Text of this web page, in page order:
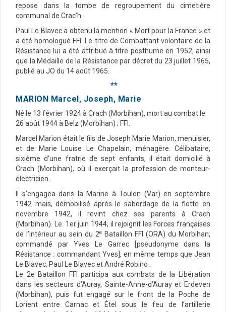
repose dans la tombe de regroupement du cimetière
communal de Crac’h.
Paul Le Blavec a obtenu la mention « Mort pour la France » et
a été homologué FFI. Le titre de Combattant volontaire de la
Résistance lui a été attribué à titre posthume en 1952, ainsi
que la Médaille de la Résistance par décret du 23 juillet 1965,
publié au JO du 14 août 1965.
**
MARION Marcel, Joseph, Marie
Né le 13 février 1924 à Crach (Morbihan), mort au combat le
26 août 1944 à Belz (Morbihan) ; FFI.
Marcel Marion était le fils de Joseph Marie Marion, menuisier,
et de Marie Louise Le Chapelain, ménagère. Célibataire,
sixième d’une fratrie de sept enfants, il était domicilié à
Crach (Morbihan), où il exerçait la profession de monteur-
électricien.
Il s’engagea dans la Marine à Toulon (Var) en septembre
1942 mais, démobilisé après le sabordage de la flotte en
novembre 1942, il revint chez ses parents à Crach
(Morbihan). Le 1er juin 1944, il rejoignit les Forces françaises
de l’intérieur au sein du 2e Bataillon FFI (ORA) du Morbihan,
commandé par Yves Le Garrec [pseudonyme dans la
Résistance : commandant Yves], en même temps que Jean
Le Blavec, Paul Le Blavec et André Robino .
Le 2e Bataillon FFI participa aux combats de la Libération
dans les secteurs d’Auray, Sainte-Anne-d’Auray et Erdeven
(Morbihan), puis fut engagé sur le front de la Poche de
Lorient entre Carnac et Étel sous le feu de l’artillerie